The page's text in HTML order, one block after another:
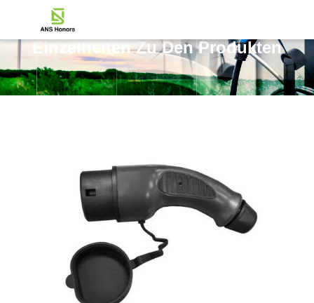
Einzelheiten Zu Den Produkten